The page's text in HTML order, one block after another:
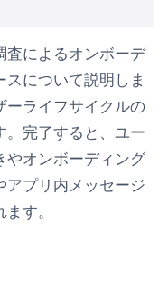
査によるオンボーデ
について説明しま
ーライフサイクルの
。完了すると、ユー
やオンボーディング
アプリ内メッセージ
す。